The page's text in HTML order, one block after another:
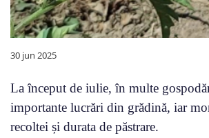
30 jun 2025
La început de iulie, în multe
importante lucrări din grădină, iar
recoltei și durata de păstrare.